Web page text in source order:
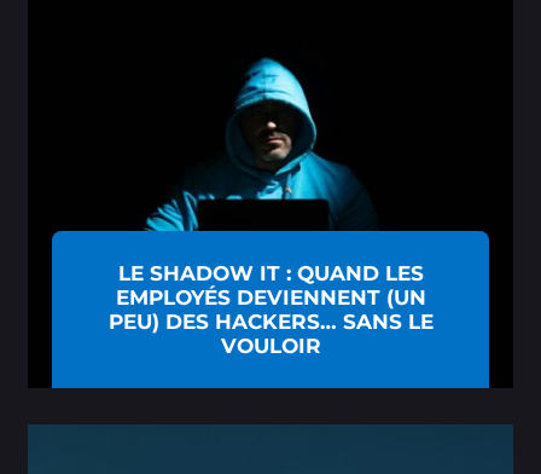
LE SHADOW IT : QUAND LES
EMPLOYÉS DEVIENNENT (UN
PEU) DES HACKERS… SANS LE
VOULOIR